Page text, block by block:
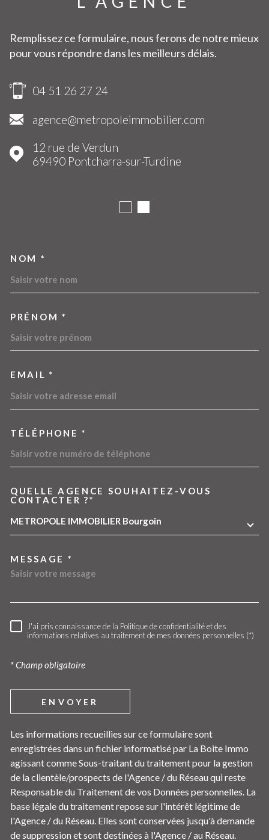
Remplissez ce formulaire, nous ferons de notre mieux
pour vous répondre dans les meilleurs délais.
04 51 26 27 24
agence@metropoleimmobilier.com
12 rue de Verdun
69490
Pontcharra-sur-Turdine
NOM *
PRÉNOM *
EMAIL *
TÉLÉPHONE *
QUELLE AGENCE SOUHAITEZ-VOUS
CONTACTER ?*
METROPOLE IMMOBILIER Bourgoin
MESSAGE *
RÈGLEMENTATION
J'ai pris connaissance de la Politique de confidentialité et des
informations relatives au traitement de mes données personnelles (*)
* Champ obligatoire
ENVOYER
Les informations recueillies sur ce formulaire sont
enregistrées dans un fichier informatisé par La Boite Immo
agissant comme Sous-traitant du traitement pour la gestion
de la clientèle/prospects de l'Agence / du Réseau qui reste
Responsable du Traitement de vos Données personnelles. La
base légale du traitement repose sur l'intérêt légitime de
l'Agence / du Réseau. Elles sont conservées jusqu'à demande
de suppression et sont destinées à l'Agence / au Réseau.